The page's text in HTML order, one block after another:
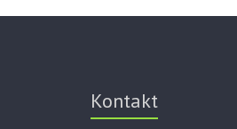
Kontakt